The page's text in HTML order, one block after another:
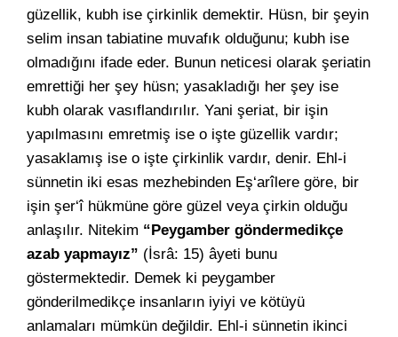
güzellik, kubh ise çirkinlik demektir. Hüsn, bir şeyin
selim insan tabiatine muvafık olduğunu; kubh ise
olmadığını ifade eder. Bunun neticesi olarak şeriatin
emrettiği her şey hüsn; yasakladığı her şey ise
kubh olarak vasıflandırılır. Yani şeriat, bir işin
yapılmasını emretmiş ise o işte güzellik vardır;
yasaklamış ise o işte çirkinlik vardır, denir. Ehl-i
sünnetin iki esas mezhebinden Eş‘arîlere göre, bir
işin şer‘î hükmüne göre güzel veya çirkin olduğu
anlaşılır. Nitekim “Peygamber göndermedikçe
azab yapmayız” (İsrâ: 15) âyeti bunu
göstermektedir. Demek ki peygamber
gönderilmedikçe insanların iyiyi ve kötüyü
anlamaları mümkün değildir. Ehl-i sünnetin ikinci